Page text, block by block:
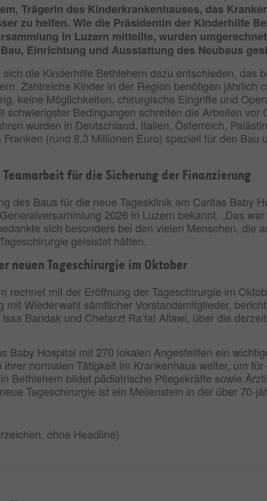
Trägerin des Kinderkrankenhauses, das
zu helfen. Wie die Präsidentin der Kinderhilfe
in Luzern mitteilte, wurden
Einrichtung und Ausstattung des Neubaus
die Kinderhilfe Bethlehem dazu entschieden, das
Zahlreiche Kinder in der Region benötigen jährlich
keine Möglichkeiten, chirurgische Eingriffe und
schwierigster Bedingungen schreiten die Arbeiten
wurden in Deutschland, Italien, Österreich,
(rund 8,3 Millionen Euro) speziell für den
Teamarbeit für die Sicherung der Finanzierung
des Baus für die neue Tagesklinik am Caritas Baby
2026 in Luzern bekannt. „Das
sich besonders bei den vielen Menschen, die
geleistet hätten.
neuen Tageschirurgie im Oktober
rechnet mit der Eröffnung der Tageschirurgie im
mit Wiederwahl sämtlicher Vorstandsmitglieder,
Bandak und Chefarzt Ra’fat Allawi, über die
Baby Hospital mit 270 lokalen Angestellten ein
normalen Tätigkeit im Krankenhaus weiter, um
Bethlehem bildet pädiatrische Pflegekräfte sowie
Tageschirurgie ist ein Meilenstein in der über 70-
ohne Headline)